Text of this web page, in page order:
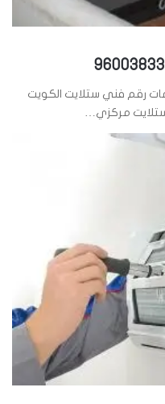
رقم فني ستلايت الكويت
مركزي…